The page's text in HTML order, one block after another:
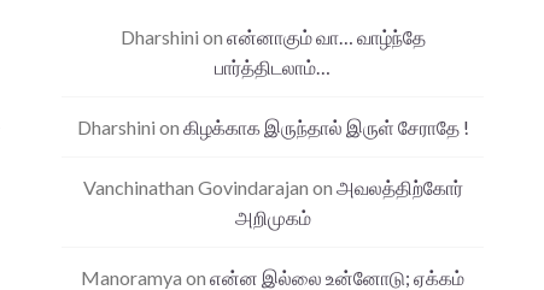
Dharshini on என்னாகும் வா… வாழ்ந்தே
பார்த்திடலாம்…
Dharshini on கிழக்காக இருந்தால் இருள் சேராதே !
Vanchinathan Govindarajan on அவலத்திற்கோர்
அறிமுகம்
Manoramya on என்ன இல்லை உன்னோடு; ஏக்கம்